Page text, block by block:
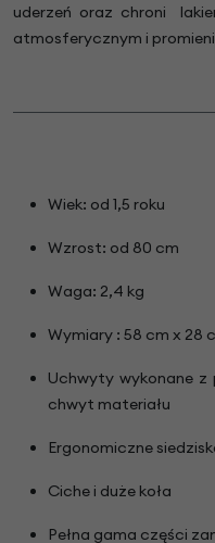
uderzeń oraz chroni
atmosferycznym i
Wiek: od 1,5 roku
Wzrost: od 80 cm
Waga: 2,4 kg
Wymiary : 58 cm x 28
Uchwyty wykonane
chwyt materiału
Ergonomiczne
Ciche i duże koła
Pełna gama części